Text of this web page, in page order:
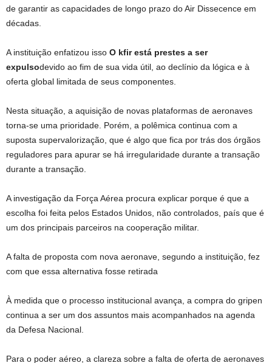
de garantir as capacidades de longo prazo do Air Dissecence em
décadas.
A instituição enfatizou isso O kfir está prestes a ser
expulsodevido ao fim de sua vida útil, ao declínio da lógica e à
oferta global limitada de seus componentes.
Nesta situação, a aquisição de novas plataformas de aeronaves
torna-se uma prioridade. Porém, a polêmica continua com a
suposta supervalorização, que é algo que fica por trás dos órgãos
reguladores para apurar se há irregularidade durante a transação
durante a transação.
A investigação da Força Aérea procura explicar porque é que a
escolha foi feita pelos Estados Unidos, não controlados, país que é
um dos principais parceiros na cooperação militar.
A falta de proposta com nova aeronave, segundo a instituição, fez
com que essa alternativa fosse retirada
À medida que o processo institucional avança, a compra do gripen
continua a ser um dos assuntos mais acompanhados na agenda
da Defesa Nacional.
Para o poder aéreo, a clareza sobre a falta de oferta de aeronaves